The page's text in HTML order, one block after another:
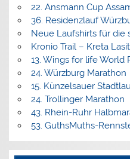
22. Ansmann Cup
36. Residenzlauf
Neue Laufshirts für die
Kronio Trail – Kreta
13. Wings for life World
24. Würzburg Marathon
15. Künzelsauer
24. Trollinger Marathon
43. Rhein-Ruhr
53. GuthsMuths-